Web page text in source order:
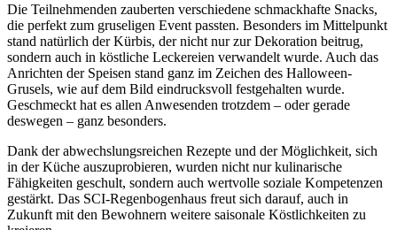
Die Teilnehmenden zauberten verschiedene schmackhafte Snacks,
die perfekt zum gruseligen Event passten. Besonders im Mittelpunkt
stand natürlich der Kürbis, der nicht nur zur Dekoration beitrug,
sondern auch in köstliche Leckereien verwandelt wurde. Auch das
Anrichten der Speisen stand ganz im Zeichen des Halloween-
Grusels, wie auf dem Bild eindrucksvoll festgehalten wurde.
Geschmeckt hat es allen Anwesenden trotzdem – oder gerade
deswegen – ganz besonders.
Dank der abwechslungsreichen Rezepte und der Möglichkeit, sich
in der Küche auszuprobieren, wurden nicht nur kulinarische
Fähigkeiten geschult, sondern auch wertvolle soziale Kompetenzen
gestärkt. Das SCI-Regenbogenhaus freut sich darauf, auch in
Zukunft mit den Bewohnern weitere saisonale Köstlichkeiten zu